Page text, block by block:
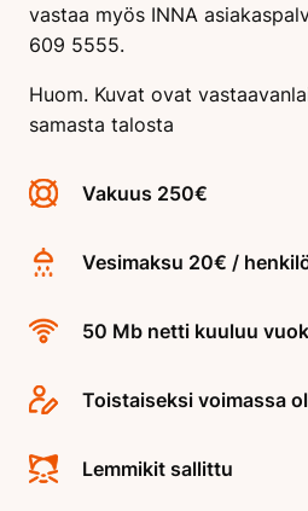
vastaa myös INNA
609 5555.
Huom. Kuvat ovat
samasta talosta
Vakuus 250€
Vesimaksu 20€ /
50 Mb netti kuuluu
Toistaiseksi voimassa
Lemmikit sallittu